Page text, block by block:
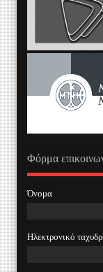
Φόρμα
Όνομα
Ηλεκτρονικό